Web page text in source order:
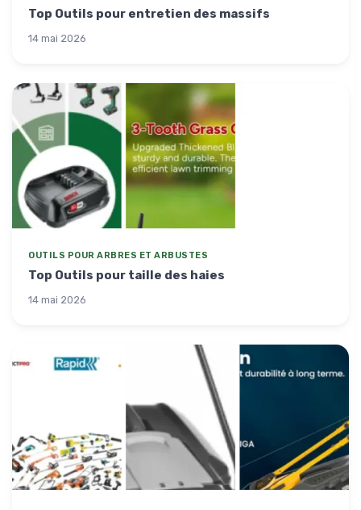
Top Outils pour entretien des massifs
14 mai 2026
OUTILS POUR ARBRES ET ARBUSTES
Top Outils pour taille des haies
14 mai 2026